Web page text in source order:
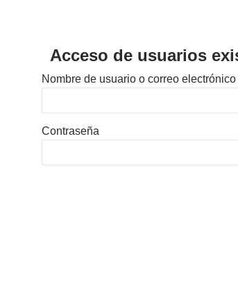
Acceso de usuarios
Nombre de usuario o correo electrónico
Contraseña